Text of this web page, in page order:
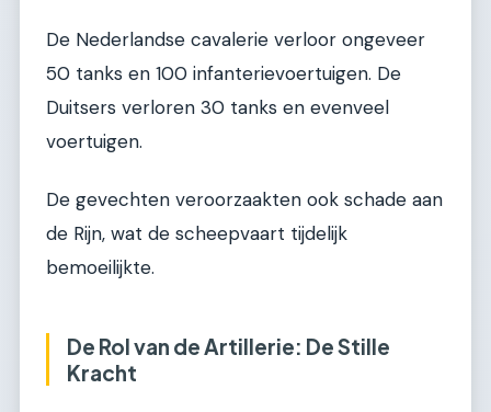
De Nederlandse cavalerie verloor ongeveer
50 tanks en 100 infanterievoertuigen. De
Duitsers verloren 30 tanks en evenveel
voertuigen.
De gevechten veroorzaakten ook schade aan
de Rijn, wat de scheepvaart tijdelijk
bemoeilijkte.
De Rol van de Artillerie: De Stille
Kracht